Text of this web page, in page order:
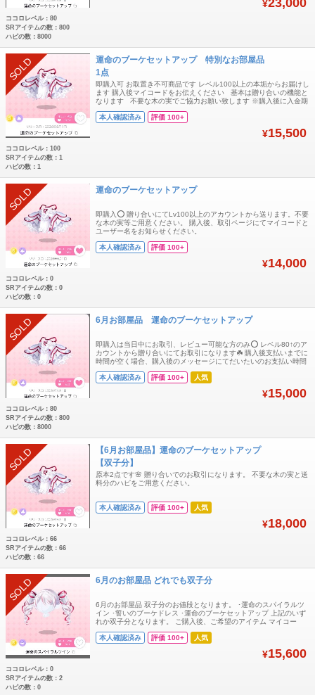
¥
ココロレベル：80
SRアイテムの数：800
ハピの数：8000
SOLD
運命のブーケセットアップ 特別なお部屋品
1点
即購入可 お取置き不可商品です レベル100以上の本垢からお届けし
ます 購入後マイコードをお伝えください 基本は贈り合いの機能と
なります 不要な木の実でご協力お願い致します ※購入後に入金期
本人確認済み
評価 100+
¥15,500
ココロレベル：100
SRアイテムの数：1
ハピの数：1
SOLD 運命のブーケセットアップ
即購入⭕️ 贈り合いにてLv100以上のアカウントから送ります。不要
な木の実等ご用意ください。 購入後、取引ページにてマイコードと
ユーザー名をお知らせください。
本人確認済み 評価 100+
¥14,000
ココロレベル：0
SRアイテムの数：0
ハピの数：0
SOLD 6月お部屋品 運命のブーケセットアップ
即購入は当日中にお取引、レビュー可能な方のみ⭕️ レベル80↑のア
カウントから贈り合いにてお取引になります☘️ 購入後支払いまでに
時間が空く場合、購入後のメッセージにてだいたいのお支払い時間
本人確認済み
評価 100+ 人気
¥15,000
ココロレベル：80
SRアイテムの数：800
ハピの数：8000
SOLD
【6月お部屋品】運命のブーケセットアップ
【双子分】
原本2点です🌸 贈り合いでのお取引になります。 不要な木の実と送
料分のハピをご用意ください。
本人確認済み 評価 100+ 人気
¥18,000
ココロレベル：66
SRアイテムの数：66
ハピの数：66
SOLD 6月のお部屋品 どれでも双子分
6月のお部屋品 双子分のお値段となります。 ･運命のスパイラルツ
イン ･誓いのブーケドレス ･運命のブーケセットアップ 上記のいず
れか双子分となります。 ご購入後、ご希望のアイテム マイコー
本人確認済み
評価 100+ 人気
¥15,600
ココロレベル：0
SRアイテムの数：2
ハピの数：0